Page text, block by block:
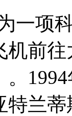
一项
机前
特兰